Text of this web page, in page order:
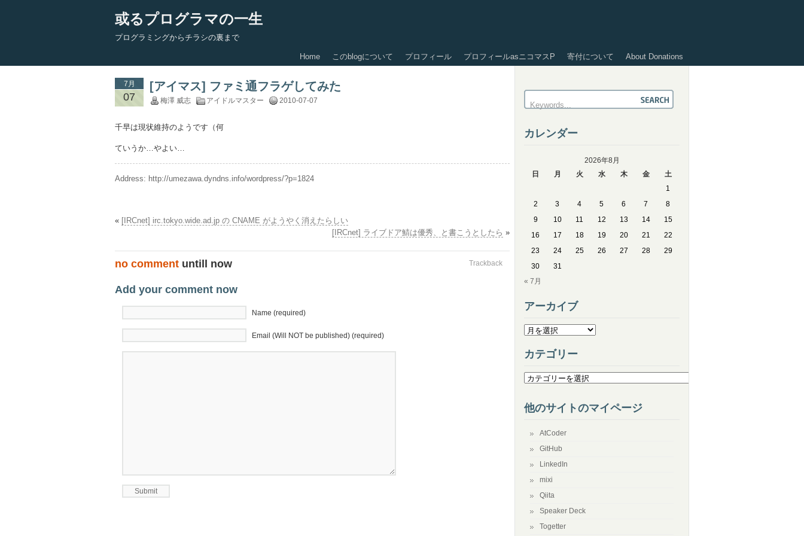
或るプログラマの一生
プログラミングからチラシの裏まで
Home このblogについて プロフィール プロフィールasニコマスP 寄付について About Donations
7月
07
[アイマス] ファミ通フラゲしてみた
梅澤 威志 アイドルマスター 2010-07-07
千早は現状維持のようです（何
ていうか…やよい…
Address: http://umezawa.dyndns.info/wordpress/?p=1824
« [IRCnet] irc.tokyo.wide.ad.jp の CNAME がようやく消えたらしい
[IRCnet] ライブドア鯖は優秀、と書こうとしたら »
Trackback
no comment untill now
Add your comment now
Name (required)
Email (Will NOT be published) (required)
カレンダー
2026年8月
日
月 火 水 木 金
土
1
2
3 4 5 6 7
8
9
10 11 12 13 14
15
16
17 18 19 20 21
22
23
24 25 26 27 28
29
30
31
« 7月
アーカイブ
ア
カ
ブ
カテゴリー
カ
ゴ
リ
他のサイトのマイページ
AtCoder
GitHub
LinkedIn
mixi
Qiita
Speaker Deck
Togetter